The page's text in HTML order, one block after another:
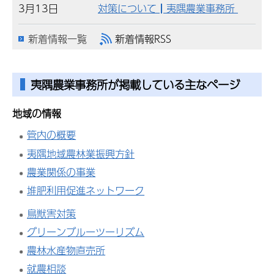
3月13日
対策について┃夷隅農業事務所
新着情報一覧
新着情報RSS
夷隅農業事務所が掲載している主なページ
地域の情報
管内の概要
夷隅地域農林業振興方針
農業関係の事業
堆肥利用促進ネットワーク
鳥獣害対策
グリーンブルーツーリズム
農林水産物直売所
就農相談